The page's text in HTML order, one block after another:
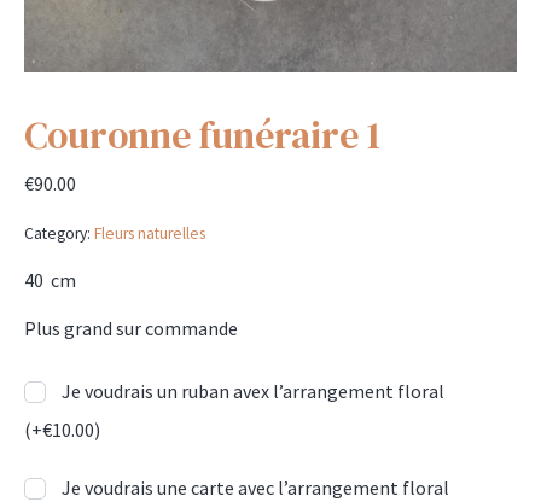
Couronne funéraire 1
€90.00
Category: Fleurs naturelles
40 cm
Plus grand sur commande
Je voudrais un ruban avex l’arrangement floral
(+€10.00)
Je voudrais une carte avec l’arrangement floral